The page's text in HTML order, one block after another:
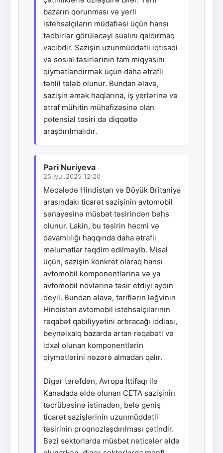
bazarın qorunması və yerli
istehsalçıların müdafiəsi üçün hansı
tədbirlər görüləcəyi sualını qaldırmaq
vacibdir. Sazişin uzunmüddətli iqtisadi
və sosial təsirlərinin tam miqyasını
qiymətləndirmək üçün daha ətraflı
təhlil tələb olunur. Bundan əlavə,
sazişin əmək haqlarına, iş yerlərinə və
ətraf mühitin mühafizəsinə olan
potensial təsiri də diqqətlə
araşdırılmalıdır.
Pəri Nuriyeva
25.İyul.2025 12:20
Məqalədə Hindistan və Böyük Britaniya
arasındakı ticarət sazişinin avtomobil
sənayesinə müsbət təsirindən bəhs
olunur. Lakin, bu təsirin həcmi və
davamlılığı haqqında daha ətraflı
məlumatlar təqdim edilməyib. Misal
üçün, sazişin konkret olaraq hansı
avtomobil komponentlərinə və ya
avtomobil növlərinə təsir etdiyi aydın
deyil. Bundan əlavə, tariflərin ləğvinin
Hindistan avtomobil istehsalçılarının
rəqabət qabiliyyətini artıracağı iddiası,
beynəlxalq bazarda artan rəqabəti və
idxal olunan komponentlərin
qiymətlərini nəzərə almadan qalır.
Digər tərəfdən, Avropa İttifaqı ilə
Kanadada əldə olunan CETA sazişinin
təcrübəsinə istinadən, belə geniş
ticarət sazişlərinin uzunmüddətli
təsirinin proqnozlaşdırılması çətindir.
Bəzi sektorlarda müsbət nəticələr əldə